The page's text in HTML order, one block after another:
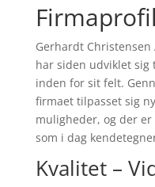
Firmaprofil
Gerhardt
har siden udviklet sig
inden for sit felt.
firmaet tilpasset sig
muligheder, og der
som i dag
Kvalitet –